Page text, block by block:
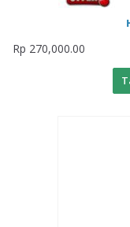
Rp 270,000.00